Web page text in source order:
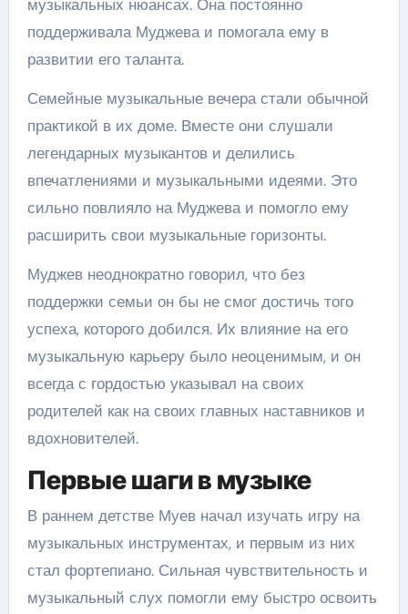
музыкальных нюансах. Она постоянно
поддерживала Муджева и помогала ему в
развитии его таланта.
Семейные музыкальные вечера стали обычной
практикой в их доме. Вместе они слушали
легендарных музыкантов и делились
впечатлениями и музыкальными идеями. Это
сильно повлияло на Муджева и помогло ему
расширить свои музыкальные горизонты.
Муджев неоднократно говорил, что без
поддержки семьи он бы не смог достичь того
успеха, которого добился. Их влияние на его
музыкальную карьеру было неоценимым, и он
всегда с гордостью указывал на своих
родителей как на своих главных наставников и
вдохновителей.
Первые шаги в музыке
В раннем детстве Муев начал изучать игру на
музыкальных инструментах, и первым из них
стал фортепиано. Сильная чувствительность и
музыкальный слух помогли ему быстро освоить